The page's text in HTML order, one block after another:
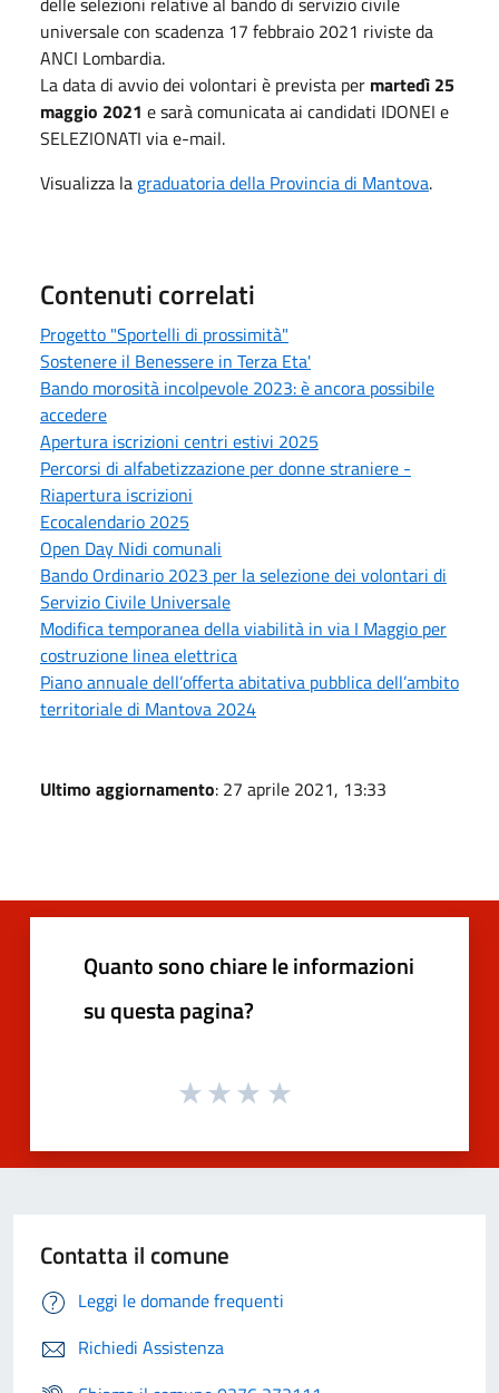
universale con scadenza 17 febbraio 2021 riviste da
ANCI Lombardia.
La data di avvio dei volontari è prevista per martedì 25
maggio 2021 e sarà comunicata ai candidati IDONEI e
SELEZIONATI via e-mail.
Visualizza la graduatoria della Provincia di Mantova.
Contenuti correlati
Progetto "Sportelli di prossimità"
Sostenere il Benessere in Terza Eta'
Bando morosità incolpevole 2023: è ancora possibile
accedere
Apertura iscrizioni centri estivi 2025
Percorsi di alfabetizzazione per donne straniere -
Riapertura iscrizioni
Ecocalendario 2025
Open Day Nidi comunali
Bando Ordinario 2023 per la selezione dei volontari di
Servizio Civile Universale
Modifica temporanea della viabilità in via I Maggio per
costruzione linea elettrica
Piano annuale dell’offerta abitativa pubblica dell’ambito
territoriale di Mantova 2024
Ultimo aggiornamento: 27 aprile 2021, 13:33
Quanto sono chiare le informazioni
su questa pagina?
Contatta il comune
Leggi le domande frequenti
Richiedi Assistenza